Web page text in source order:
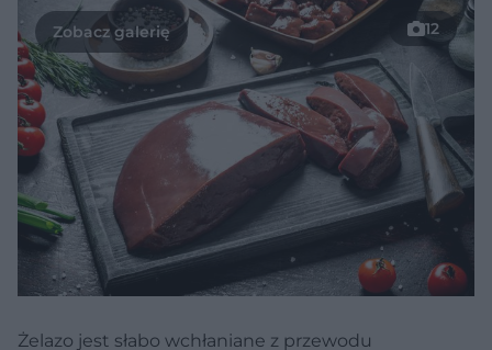
12
Żelazo jest słabo wchłaniane z przewodu